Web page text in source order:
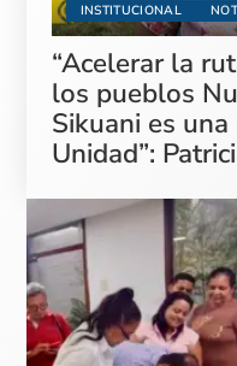
INSTITUCIONAL
“Acelerar la
los pueblos
Sikuani es
Unidad”: